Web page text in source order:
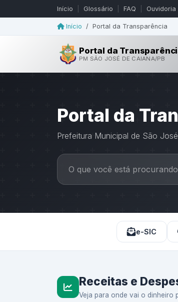
Início Glossário FAQ Ouvidoria
Início / Portal da Transparência
Portal da
PM SÃO JOSÉ DE CAIANA/PB
Portal da
Prefeitura Municipal de São
e-SIC
Receitas e
Veja para onde vai o dinheiro